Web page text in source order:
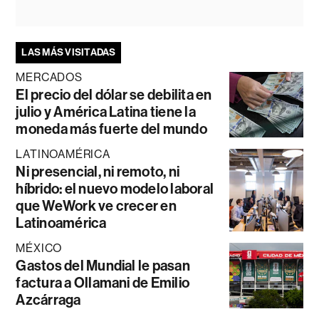
LAS MÁS VISITADAS
MERCADOS
El precio del dólar se debilita en
julio y América Latina tiene la
moneda más fuerte del mundo
LATINOAMÉRICA
Ni presencial, ni remoto, ni
híbrido: el nuevo modelo laboral
que WeWork ve crecer en
Latinoamérica
MÉXICO
Gastos del Mundial le pasan
factura a Ollamani de Emilio
Azcárraga